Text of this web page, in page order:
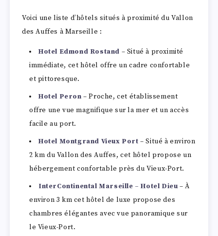
Voici une liste d’hôtels situés à proximité du Vallon
des Auffes à Marseille :
Hotel Edmond Rostand – Situé à proximité
immédiate, cet hôtel offre un cadre confortable
et pittoresque.
Hotel Peron – Proche, cet établissement
offre une vue magnifique sur la mer et un accès
facile au port.
Hotel Montgrand Vieux Port – Situé à environ
2 km du Vallon des Auffes, cet hôtel propose un
hébergement confortable près du Vieux-Port.
InterContinental Marseille – Hotel Dieu – À
environ 3 km cet hôtel de luxe propose des
chambres élégantes avec vue panoramique sur
le Vieux-Port.